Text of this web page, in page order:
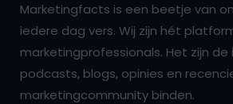
Marketingfacts is een beetje van
iedere dag vers. Wij zijn hét
marketingprofessionals. Het zijn de
podcasts, blogs, opinies en
marketingcommunity binden.